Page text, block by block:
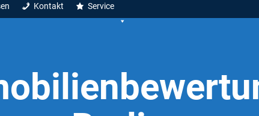
Kontakt Service